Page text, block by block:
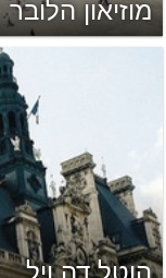
מוזיאון הלובר
הוטל דה ויל